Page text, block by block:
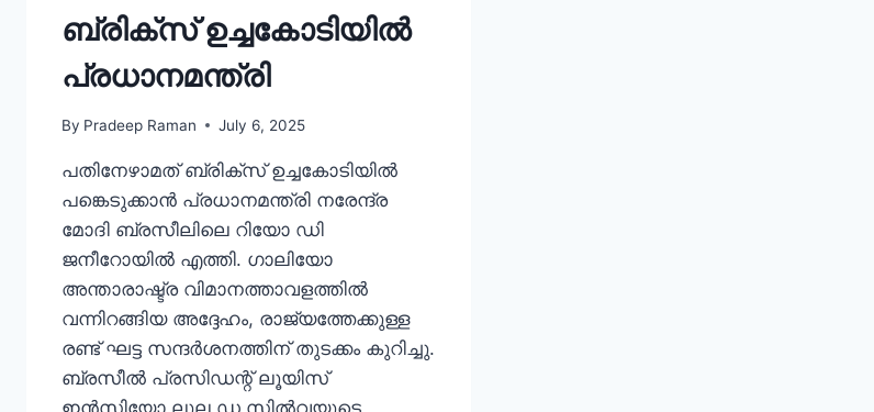
ബ്രിക്സ് ഉച്ചകോടിയിൽ
പ്രധാനമന്ത്രി
By Pradeep Raman July 6, 2025
പതിനേഴാമത് ബ്രിക്സ് ഉച്ചകോടിയിൽ
പങ്കെടുക്കാൻ പ്രധാനമന്ത്രി നരേന്ദ്ര
മോദി ബ്രസീലിലെ റിയോ ഡി
ജനീറോയിൽ എത്തി. ഗാലിയോ
അന്താരാഷ്ട്ര വിമാനത്താവളത്തിൽ
വന്നിറങ്ങിയ അദ്ദേഹം, രാജ്യത്തേക്കുള്ള
രണ്ട് ഘട്ട സന്ദർശനത്തിന് തുടക്കം കുറിച്ചു.
ബ്രസീൽ പ്രസിഡന്റ് ലൂയിസ്
ഇൻസിയോ ലുല ഡ സിൽവയുടെ